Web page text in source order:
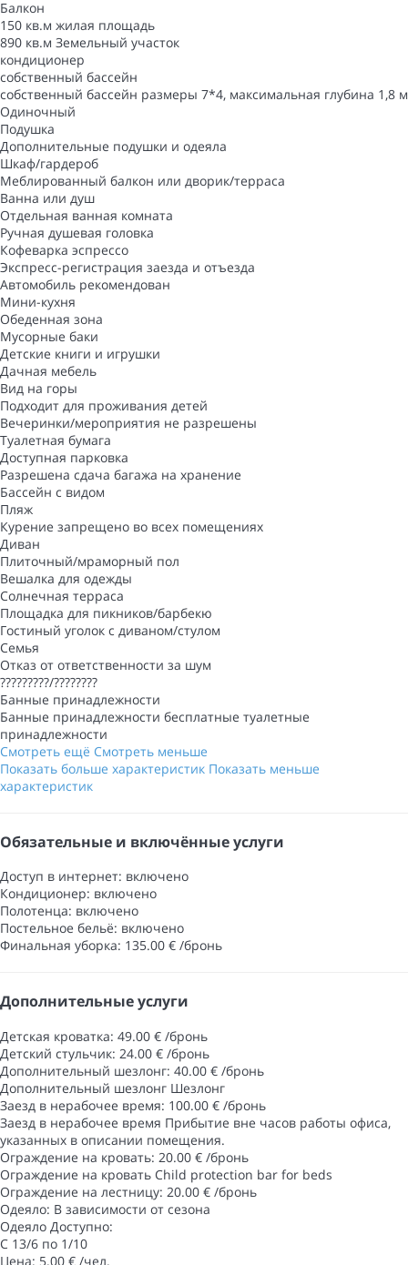
Балкон
150 кв.м жилая площадь
890 кв.м Земельный участок
кондиционер
собственный бассейн
собственный бассейн размеры 7*4, максимальная глубина 1,8 м
Одиночный
Подушка
Дополнительные подушки и одеяла
Шкаф/гардероб
Меблированный балкон или дворик/терраса
Ванна или душ
Отдельная ванная комната
Ручная душевая головка
Кофеварка эспрессо
Экспресс-регистрация заезда и отъезда
Автомобиль рекомендован
Мини-кухня
Обеденная зона
Мусорные баки
Детские книги и игрушки
Дачная мебель
Вид на горы
Подходит для проживания детей
Вечеринки/мероприятия не разрешены
Туалетная бумага
Доступная парковка
Разрешена сдача багажа на хранение
Бассейн с видом
Пляж
Курение запрещено во всех помещениях
Диван
Плиточный/мраморный пол
Вешалка для одежды
Солнечная терраса
Площадка для пикников/барбекю
Гостиный уголок с диваном/стулом
Семья
Отказ от ответственности за шум
?????????/????????
Банные принадлежности
Банные принадлежности бесплатные туалетные
принадлежности
Смотреть ещё Смотреть меньше
Показать больше характеристик Показать меньше
характеристик
Обязательные и включённые услуги
Доступ в интернет: включено
Кондиционер: включено
Полотенца: включено
Постельное бельё: включено
Финальная уборка: 135.00 € /бронь
Дополнительные услуги
Детская кроватка: 49.00 € /бронь
Детский стульчик: 24.00 € /бронь
Дополнительный шезлонг: 40.00 € /бронь
Дополнительный шезлонг Шезлонг
Заезд в нерабочее время: 100.00 € /бронь
Заезд в нерабочее время Прибытие вне часов работы офиса,
указанных в описании помещения.
Ограждение на кровать: 20.00 € /бронь
Ограждение на кровать Child protection bar for beds
Ограждение на лестницу: 20.00 € /бронь
Одеяло: В зависимости от сезона
Одеяло Доступно:
С 13/6 по 1/10
Цена: 5.00 € /чел.